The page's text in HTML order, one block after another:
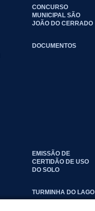
CONCURSO
MUNICIPAL SÃO
JOÃO DO CERRADO
DOCUMENTOS
EMISSÃO DE
CERTIDÃO DE USO
DO SOLO
TURMINHA DO LAGO